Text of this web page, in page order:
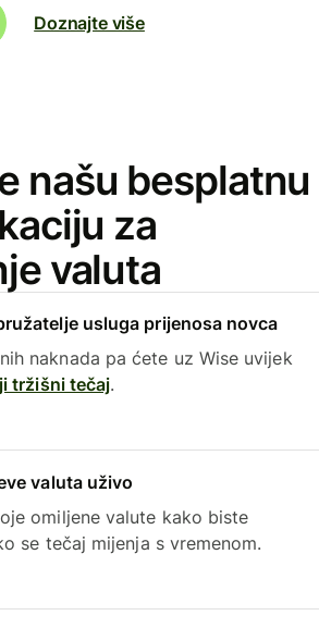
Doznajte više
našu besplatnu
za
valuta
usluga prijenosa novca
naknada pa ćete uz Wise uvijek
tržišni tečaj.
valuta uživo
omiljene valute kako biste
se tečaj mijenja s vremenom.